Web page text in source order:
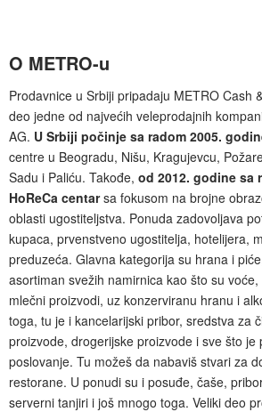
O METRO-u
Prodavnice u Srbiji pripadaju METRO Cash
deo jedne od najvećih veleprodajnih
AG. U Srbiji počinje sa radom 2005.
centre u Beogradu, Nišu, Kragujevcu,
Sadu i Paliću. Takođe, od 2012. godine sa
HoReCa centarsa fokusom na brojne
oblasti ugostiteljstva. Ponuda zadovoljava
kupaca, prvenstveno ugostitelja, hotelijera,
preduzeća. Glavna kategorija su hrana i
asortiman svežih namirnica kao što su
mlečni proizvodi, uz konzerviranu hranu i
toga, tu je i kancelarijski pribor, sredstva za
proizvode, drogerijske proizvode i sve što je
poslovanje. Tu možeš da nabaviš stvari za
restorane. U ponudi su i posuđe, čaše,
serverni tanjiri i još mnogo toga. Veliki deo